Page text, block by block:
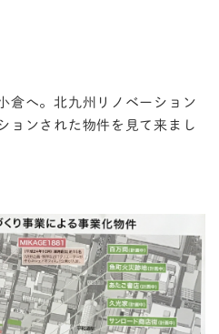
倉へ。北九州リノベーション
ョンされた物件を見て来まし